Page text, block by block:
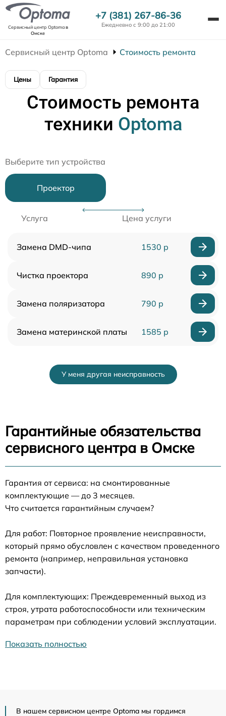
Сервисный центр Optomaв
Омске
+7 (381) 267-86-36
Ежедневно с 9:00 до 21:00
Сервисный центр Optoma Стоимость ремонта
Цены Гарантия
Стоимость ремонта
техники Optoma
Выберите тип устройства
Проектор
Услуга Цена услуги
Замена DMD-чипа 1530 р
Чистка проектора 890 р
Замена поляризатора 790 р
Замена материнской платы 1585 р
У меня другая неисправность
Гарантийные обязательства
сервисного центра в Омске
Гарантия от сервиса: на смонтированные
комплектующие — до 3 месяцев.
Что считается гарантийным случаем?
Для работ: Повторное проявление неисправности,
который прямо обусловлен с качеством проведенного
ремонта (например, неправильная установка
запчасти).
Для комплектующих: Преждевременный выход из
строя, утрата работоспособности или техническим
параметрам при соблюдении условий эксплуатации.
Показать полностью
В нашем сервисном центре Optoma мы гордимся